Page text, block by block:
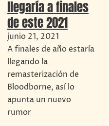
llegaría a finales
de este 2021
junio 21, 2021
A finales de año estaría
llegando la
remasterización de
Bloodborne, así lo
apunta un nuevo
rumor